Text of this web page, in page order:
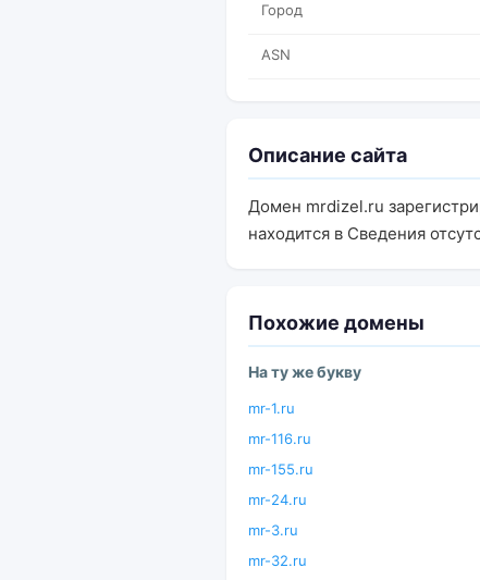
Город
ASN
Описание сайта
Домен mrdizel.ru
находится в Сведения
Похожие домены
На ту же букву
mr-1.ru
mr-116.ru
mr-155.ru
mr-24.ru
mr-3.ru
mr-32.ru